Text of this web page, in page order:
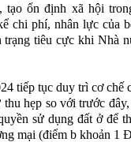
tạo ổn định xã hội
chi phí, nhân lực của
trạng tiêu cực khi Nhà
tiếp tục duy trì cơ chế
hẹp so với trước
sử dụng đất ở để
mại (điểm b khoản 1